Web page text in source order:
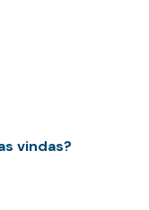
vindas?